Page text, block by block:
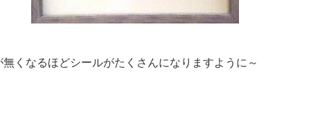
無くなるほどシールがたくさんになりますように～